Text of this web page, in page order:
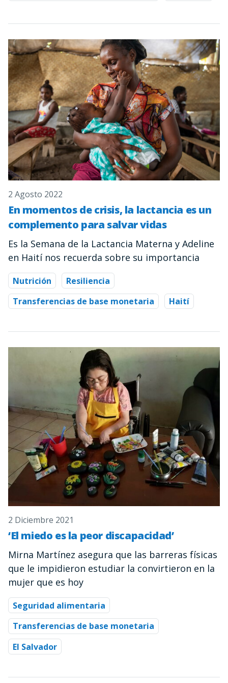
2 Agosto 2022
En momentos de crisis, la lactancia es un
complemento para salvar vidas
Es la Semana de la Lactancia Materna y Adeline
en Haití nos recuerda sobre su importancia
Nutrición
Resiliencia
Transferencias de base monetaria
Haití
2 Diciembre 2021
‘El miedo es la peor discapacidad’
Mirna Martínez asegura que las barreras físicas
que le impidieron estudiar la convirtieron en la
mujer que es hoy
Seguridad alimentaria
Transferencias de base monetaria
El Salvador